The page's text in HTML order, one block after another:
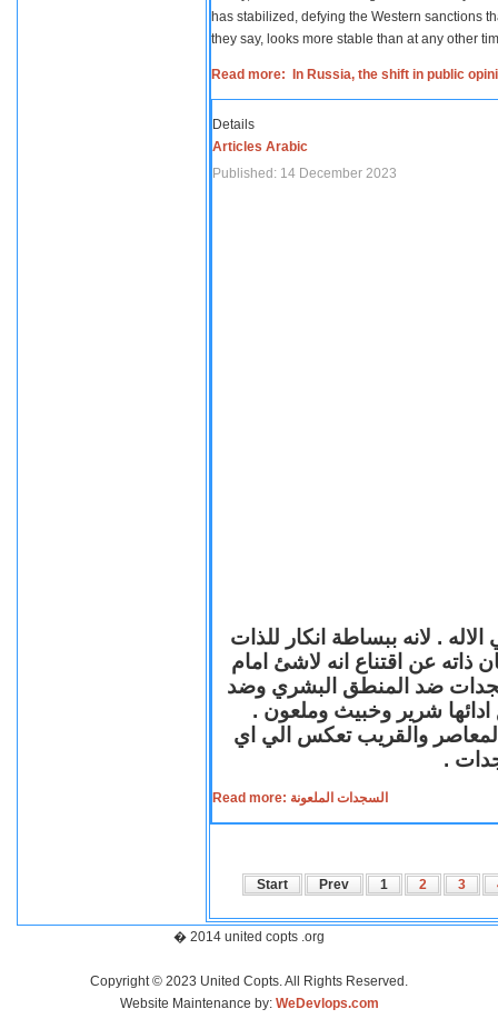
has stabilized, defying the Western sanctions
they say, looks more stable than at any other
Read more: In Russia, the shift in public
Details
Articles Arabic
Published: 14 December 2023
. لانه ببساطة انكار للذات
ذاته عن اقتناع انه لاشئ امام
ضد المنطق البشري وضد
ادائها شرير وخبيث وملعون .
المعاصر والقريب تعكس الي اي
.
Read more: السجدات الملعونة
Start Prev 1 2 3
� 2014 united copts .org
Copyright © 2023 United Copts. All Rights Reserved.
Website Maintenance by: WeDevlops.com